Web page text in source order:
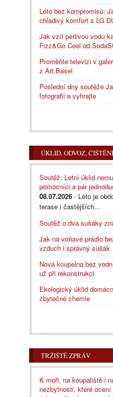
Léto bez kompromisů:
chladivý komfort s LG
Jak vzít perlivou vodu
Fizz&Go Cool od
Proměňte televizi v
z Art Basel
Poslední dny soutěže
fotografii a vyhrajte
ÚKLID, ODVOZ, ČIŠTĚNÍ
Soutěž: Letní úklid
pomocníci a pár
08.07.2026 - Léto je
terase i častějších...
Soutěž o dva sušáky
Jak na voňavé prádlo
vzduch i správný sušák
Nová koupelna bez
už při rekonstrukci
Ekologický úklid
zbytečné chemie
TRŽIŠTĚ ZPRÁV
K moři, na koupaliště i
nezbytnosti, které